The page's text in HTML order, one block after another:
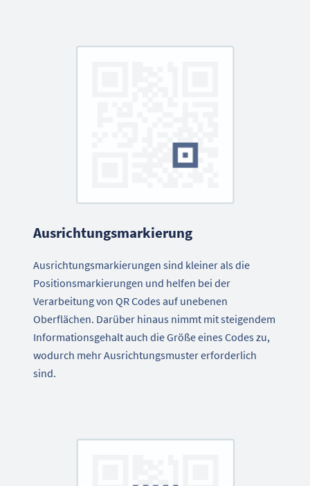
Ausrichtungsmarkierung
Ausrichtungsmarkierungen sind kleiner als die
Positionsmarkierungen und helfen bei der
Verarbeitung von QR Codes auf unebenen
Oberflächen. Darüber hinaus nimmt mit steigendem
Informationsgehalt auch die Größe eines Codes zu,
wodurch mehr Ausrichtungsmuster erforderlich
sind.